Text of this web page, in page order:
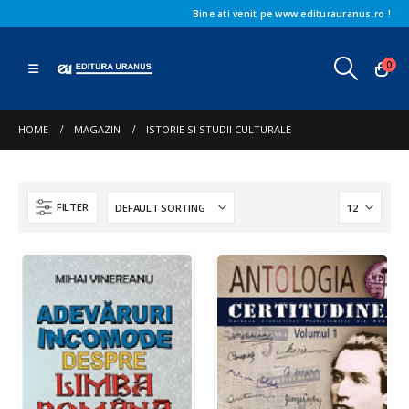
Bine ati venit pe www.editurauranus.ro !
0
HOME MAGAZIN ISTORIE SI STUDII CULTURALE
FILTER